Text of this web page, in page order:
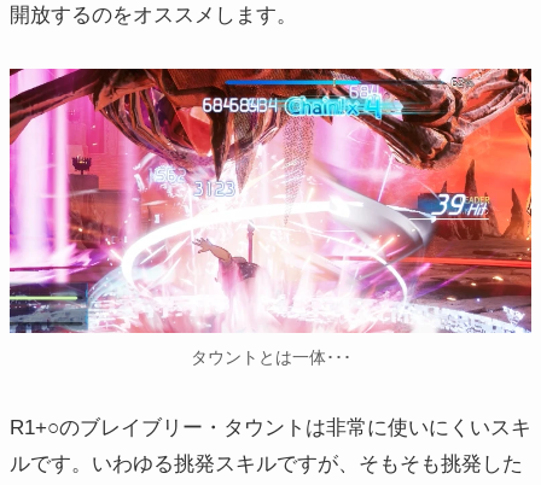
開放するのをオススメします。
タウントとは一体･･･
R1+○のブレイブリー・タウントは非常に使いにくいスキ
ルです。いわゆる挑発スキルですが、そもそも挑発した